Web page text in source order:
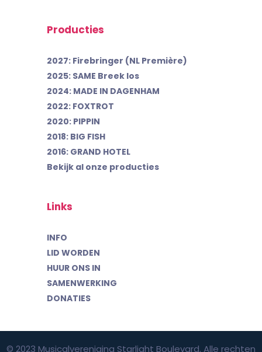
Producties
2027: Firebringer (NL Première)
2025: SAME Breek los
2024: MADE IN DAGENHAM
2022: FOXTROT
2020: PIPPIN
2018: BIG FISH
2016: GRAND HOTEL
Bekijk al onze producties
Links
INFO
LID WORDEN
HUUR ONS IN
SAMENWERKING
DONATIES
© 2023 Musicalvereniging Starlight Boulevard. Alle rechten